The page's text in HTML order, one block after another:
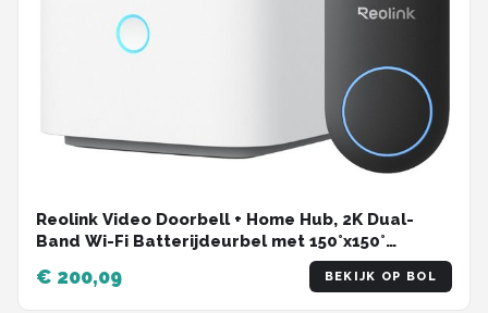
Reolink Video Doorbell + Home Hub, 2K Dual-
Band Wi-Fi Batterijdeurbel met 150°x150°
Persoons-/Voertuig-/Pakketdetectie,
Tweewegcommunicatie, Lokale Opslag, Geen
€ 200,09 BEKIJK OP BOL